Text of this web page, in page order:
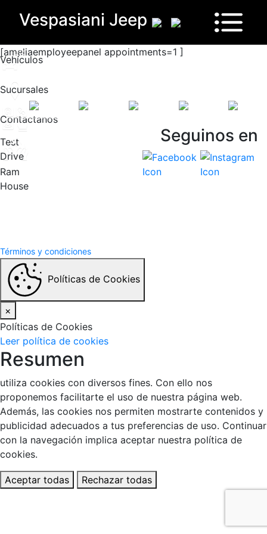
Vespasiani Jeep
Vehículos
Sucursales
Contactanos
Test
Drive
Ram
House
[ameliaemployeepanel appointments=1 ]
Vespasiani Jeep Seguinos en
Términos y condiciones
Políticas de Cookies
×
Políticas de Cookies
Leer política de cookies
Resumen
utiliza cookies con diversos fines. Con ello nos
proponemos facilitarte el uso de nuestra página web.
Además, las cookies nos permiten mostrarte contenidos y
publicidad adecuados a tus preferencias de uso. Continuar
con la navegación implica aceptar nuestra política de
cookies.
Aceptar todas Rechazar todas